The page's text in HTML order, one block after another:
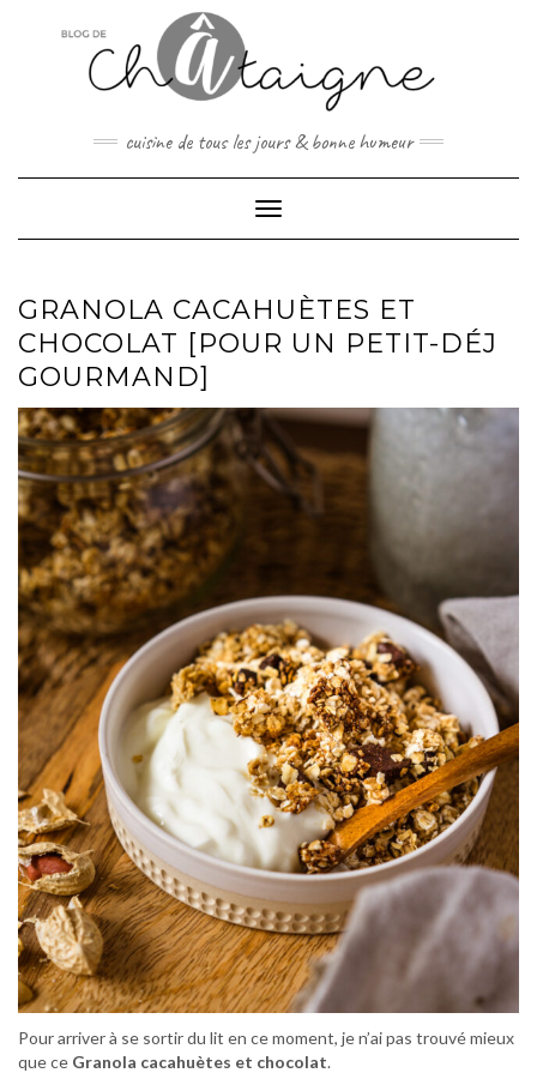
cuisine de tous les jours & bonne humeur
Toggle Navigation
GRANOLA CACAHUÈTES ET
CHOCOLAT [POUR UN PETIT-DÉJ
GOURMAND]
Pour arriver à se sortir du lit en ce moment, je n’ai pas trouvé mieux
que ce Granola cacahuètes et chocolat.